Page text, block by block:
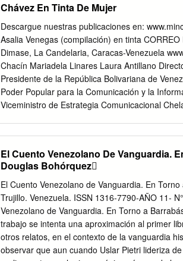
Agradecemos a quienes han colaborado con
Recicladores del Ecuador Pamela Cepeda
María Saquipay, www.renarec.com Margarita
Estudios Ecologistas del Tercer Mundo
www.estudiosecologistas.org Bogotá: Anatulia
La Tierra Claudia Quintero, Celina Martínez,
Ana Elizabeth Cuervo, VLIR-UOS Maritza
María Elsie Álvarez, Marisol Mogollón.
Chávez En Tinta De Mujer
Descargue nuestras publicaciones en:
Asalia Venegas (compilación) en tinta
Dimase, La Candelaria, Caracas-Venezuela
Chacín Mariadela Linares Laura Antillano
Presidente de la República Bolivariana de
Poder Popular para la Comunicación y la
Viceministro de Estrategia Comunicacional
ISBN: 978-980-7426-66-4 María Centeno Rif:
República Bolivariana de Venezuela en la
Nuestra Latinoamérica tiene nombre de mujer.
Constitución, tam- bién. Hablamos de la Madre
la historia, las luchas por conquistar
ron páginas notables de la gesta nombres
Gertrudis Bocane- gra, Policarpa Salaverría,
otras. Esta revolución, que ha impulsado
El Cuento Venezolano De Vanguardia.
Douglas Bohórquez
El Cuento Venezolano de Vanguardia. En
Trujillo. Venezuela. ISSN 1316-7790-AÑO 11-
Venezolano de Vanguardia. En Torno a
trabajo se intenta una aproximación al primer
otros relatos, en el contexto de la vanguardia
observar que aun cuando Uslar Pietri lideriza